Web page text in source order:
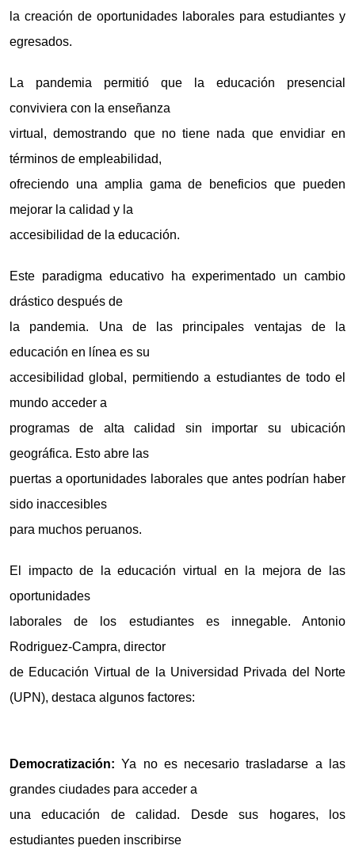
la creación de oportunidades laborales para estudiantes y
egresados.
La pandemia permitió que la educación presencial
conviviera con la enseñanza
virtual, demostrando que no tiene nada que envidiar en
términos de empleabilidad,
ofreciendo una amplia gama de beneficios que pueden
mejorar la calidad y la
accesibilidad de la educación.
Este paradigma educativo ha experimentado un cambio
drástico después de
la pandemia. Una de las principales ventajas de la
educación en línea es su
accesibilidad global, permitiendo a estudiantes de todo el
mundo acceder a
programas de alta calidad sin importar su ubicación
geográfica. Esto abre las
puertas a oportunidades laborales que antes podrían haber
sido inaccesibles
para muchos peruanos.
El impacto de la educación virtual en la mejora de las
oportunidades
laborales de los estudiantes es innegable. Antonio
Rodriguez-Campra, director
de Educación Virtual de la Universidad Privada del Norte
(UPN), destaca algunos factores:
Democratización: Ya no es necesario trasladarse a las
grandes ciudades para acceder a
una educación de calidad. Desde sus hogares, los
estudiantes pueden inscribirse